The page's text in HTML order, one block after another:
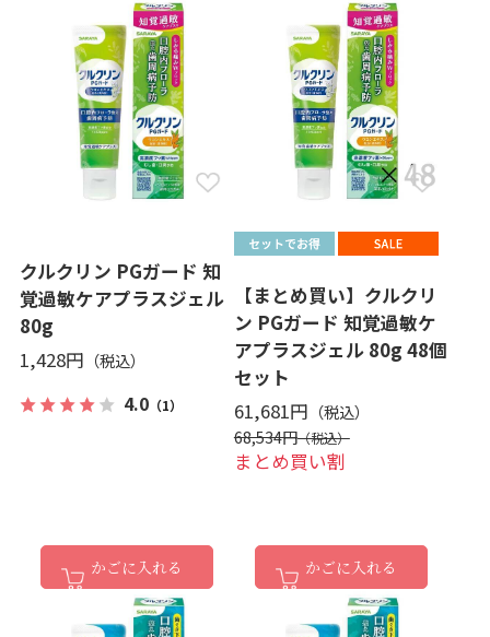
クルクリン PGガード 知
覚過敏ケアプラスジェル
80g
1,428円
4.0（1）
かごに入れる
【まとめ買い】クルクリ
ン PGガード 知覚過敏ケ
アプラスジェル 80g 48個
セット
61,681円
68,534円
まとめ買い割
かごに入れる